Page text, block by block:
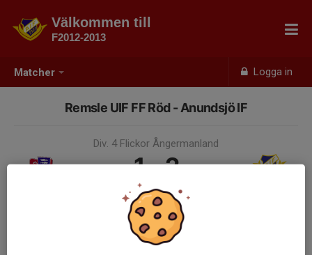
Matcher Logga in
Välkommen till
F2012-2013
Remsle UIF FF Röd - Anundsjö IF
Div. 4 Flickor Ångermanland
1 - 2
24 maj, 10:00, Remslevallen